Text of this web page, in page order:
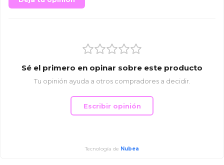
Sé el primero en opinar sobre este producto
Tu opinión ayuda a otros compradores a decidir.
Escribir opinión
Tecnología de Nubea